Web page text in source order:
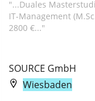
"...Duales
IT-Management
2800 €..."
SOURCE GmbH
Wiesbaden